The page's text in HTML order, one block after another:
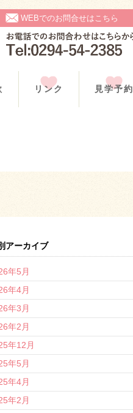
WEBでのお問合せはこちら
リンク 見学予約
アーカイブ
年5月
年4月
年3月
年2月
年12月
年5月
年4月
年2月